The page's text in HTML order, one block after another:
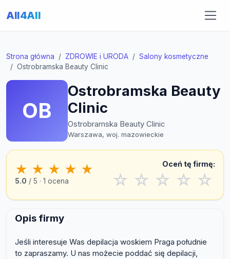
All4All
Strona główna ZDROWIE i URODA
Salony kosmetyczne
Ostrobramska Beauty Clinic
OB
Ostrobramska Beauty
Clinic
Ostrobramska Beauty Clinic
Warszawa, woj. mazowieckie
★ ★ ★ ★ ★
5.0 / 5 · 1 ocena
Oceń tę firmę:
☆ ☆ ☆ ☆ ☆
Opis firmy
Jeśli interesuje Was depilacja woskiem Praga południe
to zapraszamy. U nas możecie poddać się depilacji,